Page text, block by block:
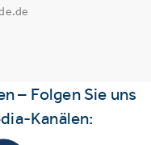
– Folgen Sie uns
Kanälen: